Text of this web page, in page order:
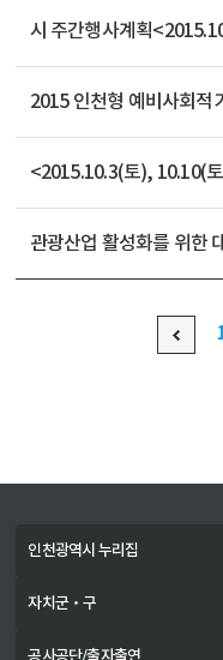
시 주간행사계획
관광산업 활성화를 위한
인천광역시 누리집
자치군‧구